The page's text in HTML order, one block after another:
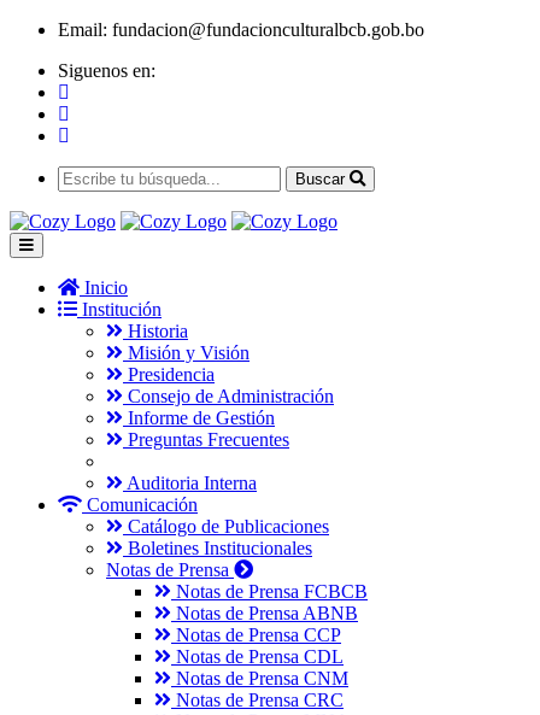
Email: fundacion@fundacionculturalbcb.gob.bo
Siguenos en:
Buscar
Inicio
Institución
Historia
Misión y Visión
Presidencia
Consejo de Administración
Informe de Gestión
Preguntas Frecuentes
Auditoria Interna
Comunicación
Catálogo de Publicaciones
Boletines Institucionales
Notas de Prensa
Notas de Prensa FCBCB
Notas de Prensa ABNB
Notas de Prensa CCP
Notas de Prensa CDL
Notas de Prensa CNM
Notas de Prensa CRC